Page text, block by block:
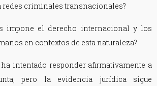
redes criminales transnacionales?
impone el derecho internacional y los
en contextos de esta naturaleza?
intentado responder afirmativamente a
pero la evidencia jurídica sigue